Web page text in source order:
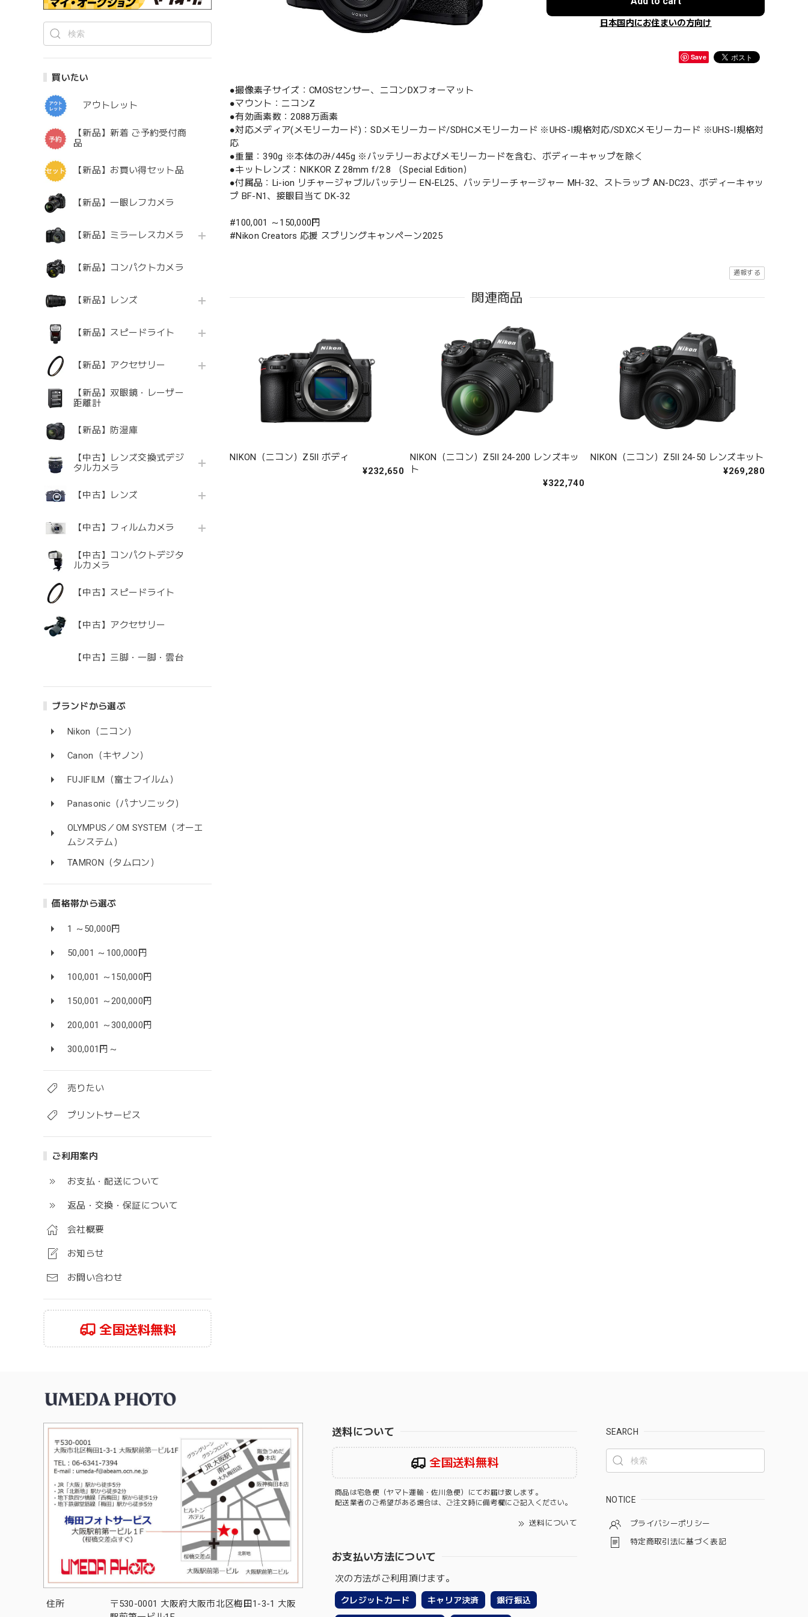
買いたい
アウトレット
【新品】新着 ご予約受付商
品
【新品】お買い得セット品
【新品】一眼レフカメラ
【新品】ミラーレスカメラ
【新品】コンパクトカメラ
【新品】レンズ
【新品】スピードライト
【新品】アクセサリー
【新品】双眼鏡・レーザー
距離計
【新品】防湿庫
【中古】レンズ交換式デジ
タルカメラ
【中古】レンズ
【中古】フィルムカメラ
【中古】コンパクトデジタ
ルカメラ
【中古】スピードライト
【中古】アクセサリー
【中古】三脚・一脚・雲台
ブランドから選ぶ
Nikon（ニコン）
Canon（キヤノン）
FUJIFILM（富士フイルム）
Panasonic（パナソニック）
OLYMPUS／OM SYSTEM（オーエ
ムシステム）
TAMRON（タムロン）
価格帯から選ぶ
1 ～50,000円
50,001 ～100,000円
100,001 ～150,000円
150,001 ～200,000円
200,001 ～300,000円
300,001円～
売りたい
プリントサービス
ご利用案内
お支払・配送について
返品・交換・保証について
会社概要
お知らせ
お問い合わせ
全国送料無料
日本国内にお住まいの方向け
Save
●撮像素子サイズ：CMOSセンサー、ニコンDXフォーマット
●マウント：ニコンZ
●有効画素数：2088万画素
●対応メディア(メモリーカード)：SDメモリーカード/SDHCメモリーカード ※UHS-I規格対応/SDXCメモリーカード ※UHS-I規格対
応
●重量：390g ※本体のみ/445g ※バッテリーおよびメモリーカードを含む、ボディーキャップを除く
●キットレンズ：NIKKOR Z 28mm f/2.8 （Special Edition）
●付属品：Li-ion リチャージャブルバッテリー EN-EL25、バッテリーチャージャー MH-32、ストラップ AN-DC23、ボディーキャッ
プ BF-N1、接眼目当て DK-32
#100,001 ～150,000円
#Nikon Creators 応援 スプリングキャンペーン2025
通報する
関連商品
NIKON（ニコン）Z5II ボディ
¥232,650
NIKON（ニコン）Z5II 24-200 レンズキッ
ト
¥322,740
NIKON（ニコン）Z5II 24-50 レンズキット
¥269,280
住所
〒530-0001 大阪府大阪市北区梅田1-3-1 大阪
送料について
全国送料無料
商品は宅急便（ヤマト運輸・佐川急便）にてお届け致します。
配送業者のご希望がある場合は、ご注文時に備考欄にご記入ください。
送料について
お支払い方法について
次の方法がご利用頂けます。
クレジットカード キャリア決済 銀行振込
SEARCH
NOTICE
プライバシーポリシー
特定商取引法に基づく表記